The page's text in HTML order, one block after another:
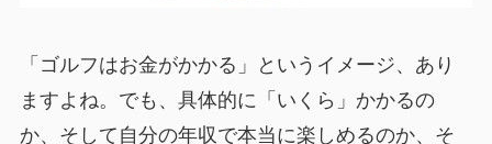
「ゴルフはお金がかかる」というイメージ、あり
ますよね。でも、具体的に「いくら」かかるの
か、そして自分の年収で本当に楽しめるのか、そ